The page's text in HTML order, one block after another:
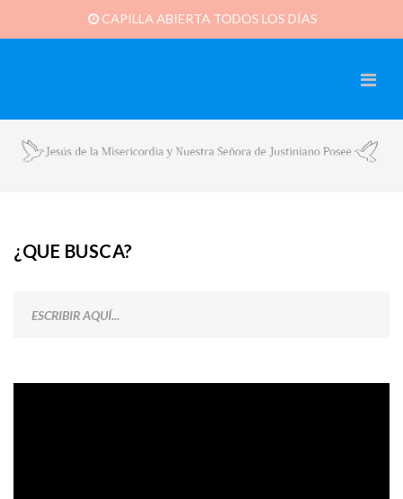
CAPILLA ABIERTA TODOS LOS DÍAS
¿QUE BUSCA?